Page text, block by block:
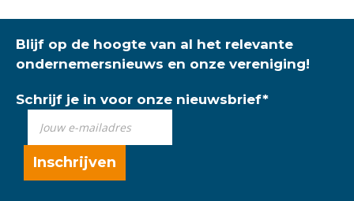
Blijf op de hoogte van al het relevante
ondernemersnieuws en onze vereniging!
Schrijf je in voor onze nieuwsbrief*